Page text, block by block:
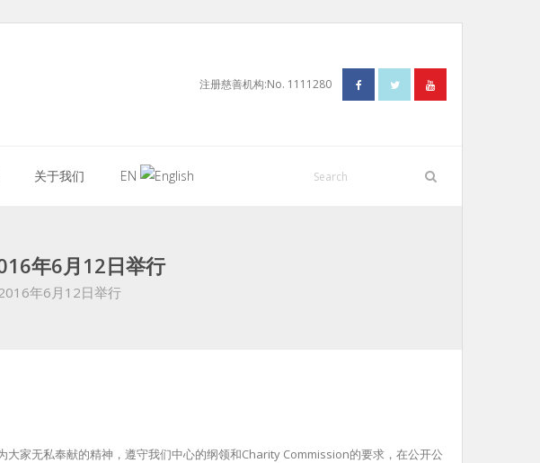
注册慈善机构:No. 1111280
关于我们 EN
年6月12日举行
年6月12日举行
家无私奉献的精神，遵守我们中心的纲领和Charity Commission的要求，在公开公